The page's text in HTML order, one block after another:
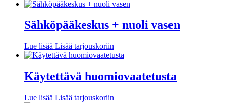
Sähköpääkeskus + nuoli vasen
Lue lisää Lisää tarjouskoriin
Käytettävä huomiovaatetusta
Lue lisää Lisää tarjouskoriin